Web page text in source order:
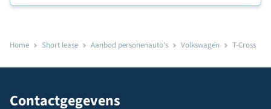
Home Short lease Aanbod personenauto's Volkswagen T-Cross
Contactgegevens